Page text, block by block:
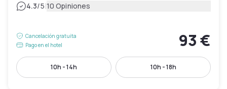
4.3/5|10 Opiniones
Cancelación gratuita
Pago en el hotel
93 €
10h - 14h 10h - 18h